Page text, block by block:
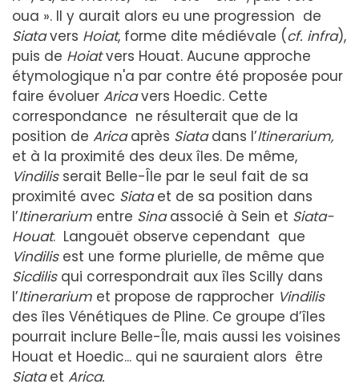
oua ». Il y aurait alors eu une progression de
Siatavers Hoiat, forme dite médiévale (cf. infra),
puis de Hoiatvers Houat. Aucune approche
étymologique n'a par contre été proposée pour
faire évoluer Aricavers Hoedic. Cette
correspondance ne résulterait que de la
position de Aricaaprès Siatadans l’Itinerarium,
et à la proximité des deux îles. De même,
Vindilis serait Belle-Île par le seul fait de sa
proximité avec Siataet de sa position dans
l’Itinerarium entre Sinaassocié à Sein et Siata-
Houat. Langouët observe cependant que
Vindilis est une forme plurielle, de même que
Sicdilis qui correspondrait aux îles Scilly dans
l’Itinerarium et propose de rapprocher Vindilis
des îles Vénétiques de Pline. Ce groupe d’îles
pourrait inclure Belle-Île, mais aussi les voisines
Houat et Hoedic... qui ne sauraient alors être
Siataet Arica.